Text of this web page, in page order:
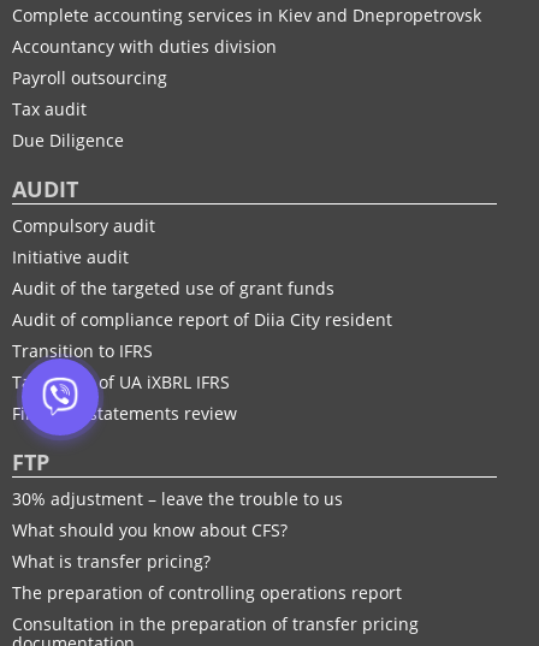
Complete accounting services in Kiev and Dnepropetrovsk
Accountancy with duties division
Payroll outsourcing
Tax audit
Due Diligence
AUDIT
Compulsory audit
Initiative audit
Audit of the targeted use of grant funds
Audit of compliance report of Diia City resident
Transition to IFRS
Taxonomy of UA іXBRL IFRS
Financial statements review
FTP
30% adjustment – leave the trouble to us
What should you know about CFS?
What is transfer pricing?
The preparation of controlling operations report
Consultation in the preparation of transfer pricing